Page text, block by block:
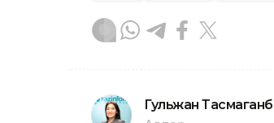
Гульжан